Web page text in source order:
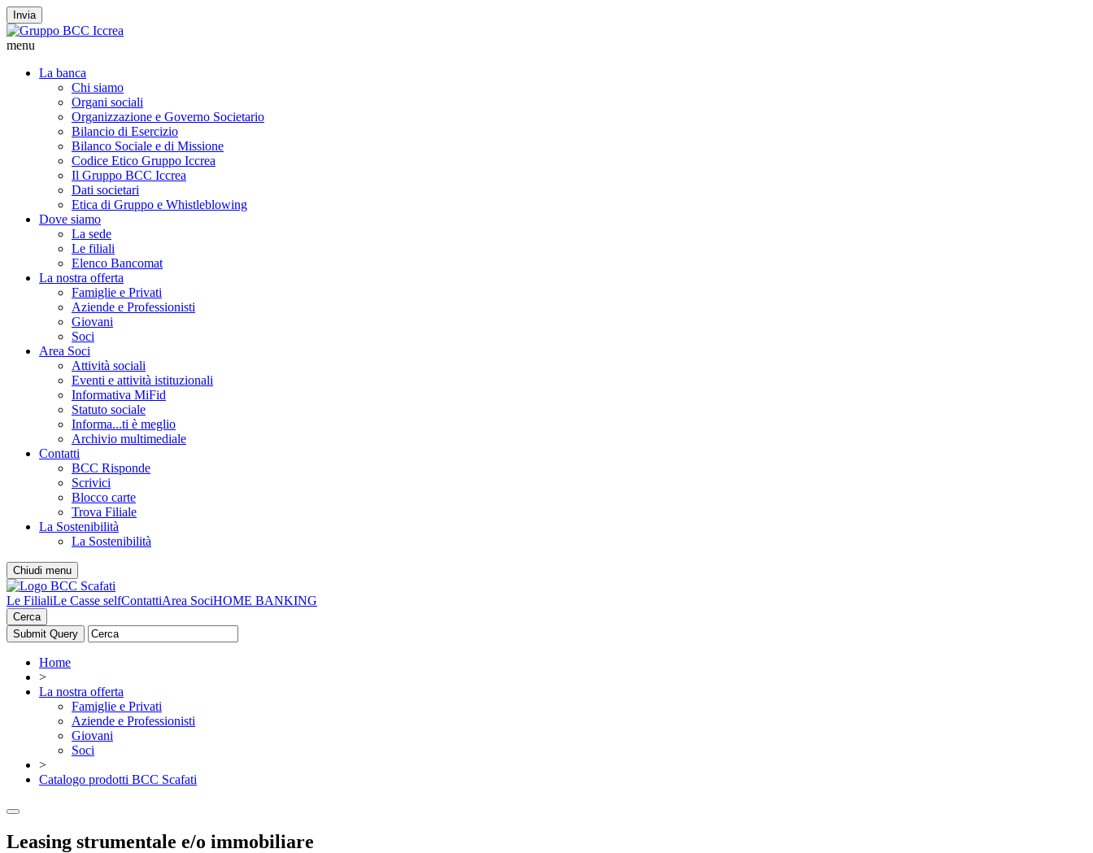
Invia
menu
La banca
Chi siamo
Organi sociali
Organizzazione e Governo Societario
Bilancio di Esercizio
Bilanco Sociale e di Missione
Codice Etico Gruppo Iccrea
Il Gruppo BCC Iccrea
Dati societari
Etica di Gruppo e Whistleblowing
Dove siamo
La sede
Le filiali
Elenco Bancomat
La nostra offerta
Famiglie e Privati
Aziende e Professionisti
Giovani
Soci
Area Soci
Attività sociali
Eventi e attività istituzionali
Informativa MiFid
Statuto sociale
Informa...ti è meglio
Archivio multimediale
Contatti
BCC Risponde
Scrivici
Blocco carte
Trova Filiale
La Sostenibilità
La Sostenibilità
Chiudi menu
Le FilialiLe Casse selfContattiArea SociHOME BANKING
Cerca
Home
>
La nostra offerta
Famiglie e Privati
Aziende e Professionisti
Giovani
Soci
>
Catalogo prodotti BCC Scafati
Leasing strumentale e/o immobiliare